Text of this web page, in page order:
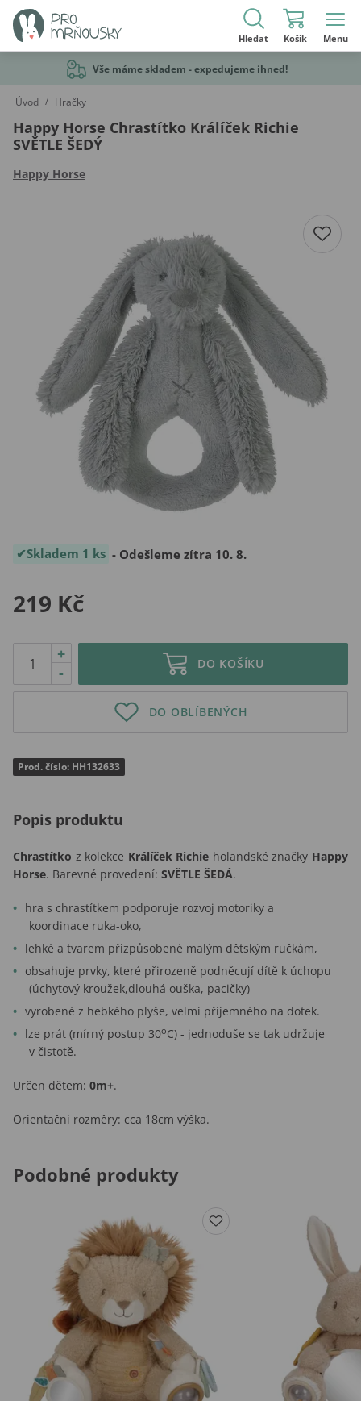
Hledat Košík Menu
Vše máme skladem - expedujeme ihned!
Úvod / Hračky
Happy Horse Chrastítko Králíček Richie
SVĚTLE ŠEDÝ
Happy Horse
Skladem 1 ks - Odešleme zítra 10. 8.
219 Kč
-
+
DO KOŠÍKU
DO OBLÍBENÝCH
Prod. číslo: HH132633
Popis produktu
Chrastítko z kolekce Králíček Richie holandské značky Happy
Horse. Barevné provedení: SVĚTLE ŠEDÁ.
hra s chrastítkem podporuje rozvoj motoriky a
koordinace ruka-oko,
lehké a tvarem přizpůsobené malým dětským ručkám,
obsahuje prvky, které přirozeně podněcují dítě k úchopu
(úchytový kroužek,dlouhá ouška, pacičky)
vyrobené z hebkého plyše, velmi příjemného na dotek.
lze prát (mírný postup 30oC) - jednoduše se tak udržuje
v čistotě.
Určen dětem: 0m+.
Orientační rozměry: cca 18cm výška.
Podobné produkty